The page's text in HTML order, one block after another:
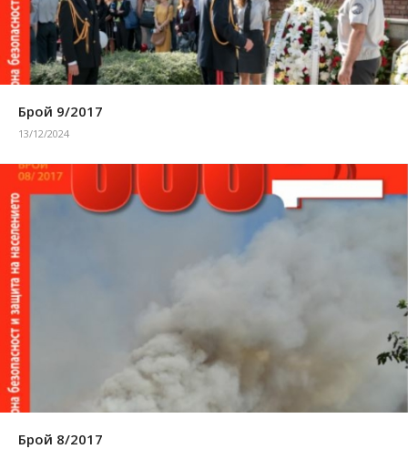
Брой 9/2017
13/12/2024
Брой 8/2017